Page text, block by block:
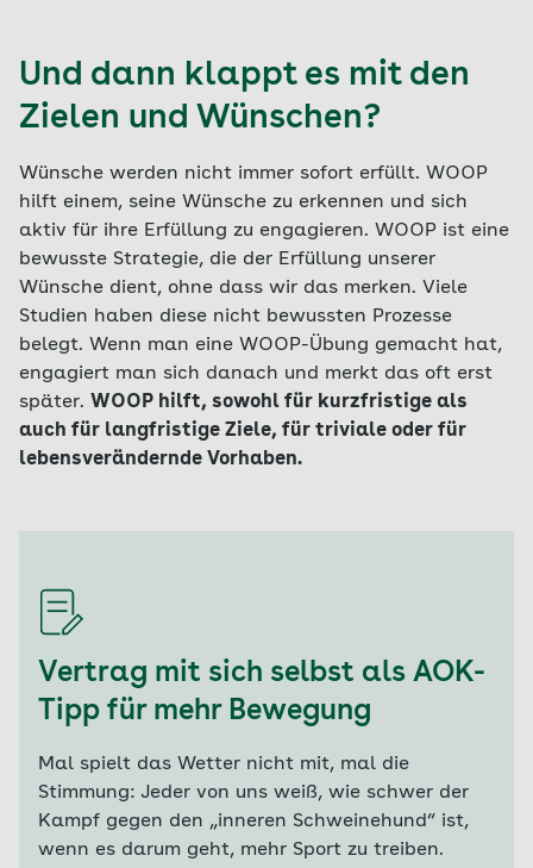
Und dann klappt es mit den
Zielen und Wünschen?
Wünsche werden nicht immer sofort erfüllt. WOOP
hilft einem, seine Wünsche zu erkennen und sich
aktiv für ihre Erfüllung zu engagieren. WOOP ist eine
bewusste Strategie, die der Erfüllung unserer
Wünsche dient, ohne dass wir das merken. Viele
Studien haben diese nicht bewussten Prozesse
belegt. Wenn man eine WOOP-Übung gemacht hat,
engagiert man sich danach und merkt das oft erst
später. WOOP hilft, sowohl für kurzfristige als
auch für langfristige Ziele, für triviale oder für
lebensverändernde Vorhaben.
Vertrag mit sich selbst als AOK-
Tipp für mehr Bewegung
Mal spielt das Wetter nicht mit, mal die
Stimmung: Jeder von uns weiß, wie schwer der
Kampf gegen den „inneren Schweinehund“ ist,
wenn es darum geht, mehr Sport zu treiben.